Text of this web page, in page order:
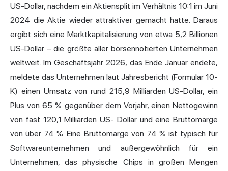
US-Dollar, nachdem ein Aktiensplit im Verhältnis 10:1 im Juni
2024 die Aktie wieder attraktiver gemacht hatte. Daraus
ergibt sich eine Marktkapitalisierung von etwa 5,2 Billionen
US-Dollar – die größte aller börsennotierten Unternehmen
weltweit. Im Geschäftsjahr 2026, das Ende Januar endete,
meldete das Unternehmen laut Jahresbericht (Formular 10-
K) einen Umsatz von rund 215,9 Milliarden US-Dollar, ein
Plus von 65 % gegenüber dem Vorjahr, einen Nettogewinn
von fast 120,1 Milliarden US- Dollar und eine Bruttomarge
von über 74 %. Eine Bruttomarge von 74 % ist typisch für
Softwareunternehmen und außergewöhnlich für ein
Unternehmen, das physische Chips in großen Mengen